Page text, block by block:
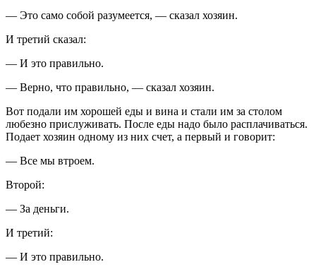
— Это само собой разумеется, — сказал хозяин.
И третий сказал:
— И это правильно.
— Верно, что правильно, — сказал хозяин.
Вот подали им хорошей еды и вина и стали им за столом
любезно прислуживать. После еды надо было расплачиваться.
Подает хозяин одному из них счет, а первый и говорит:
— Все мы втроем.
Второй:
— За деньги.
И третий:
— И это правильно.